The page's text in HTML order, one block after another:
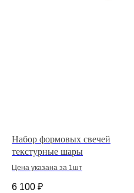
Набор формовых свечей
текстурные шары
Цена указана за 1шт
6 100 ₽